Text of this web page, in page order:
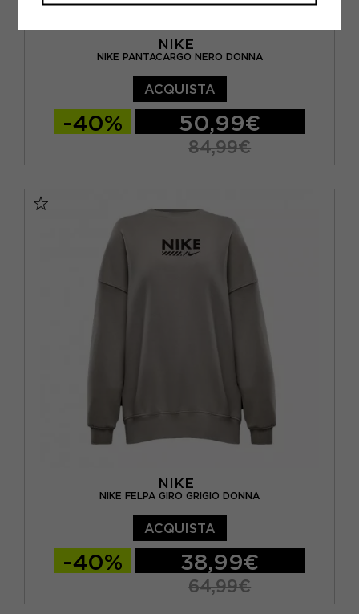
NIKE
NIKE PANTACARGO NERO DONNA
ACQUISTA
-40% 50,99€
84,99€
NIKE
NIKE FELPA GIRO GRIGIO DONNA
ACQUISTA
-40% 38,99€
64,99€